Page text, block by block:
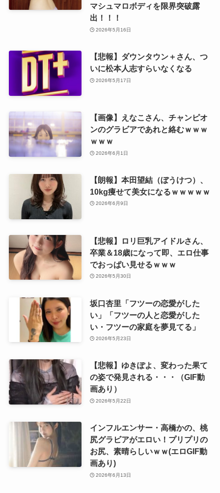
マシュマロボディを限界突破露
出！！！
2026年5月16日
【悲報】ダウンタウン＋さん、つ
いに松本人志すらいなくなる
2026年5月17日
【画像】えなこさん、チャンピオ
ンのグラビアであれと絡むｗｗｗ
ｗｗｗ
2026年6月1日
【朗報】本田望結（ぼうけつ）、
10kg痩せて美女になるｗｗｗｗｗ
2026年6月9日
【悲報】ロリ巨乳アイドルさん、
卒業＆18歳になって即、エロ仕事
でおっぱい見せるｗｗｗ
2026年5月30日
坂口杏里「フツーの恋愛がした
い」「フツーの人と恋愛がした
い・フツーの家庭を夢見てる」
2026年5月23日
【悲報】ゆきぽよ、変わった果て
の姿で発見される・・・（GIF動
画あり）
2026年5月22日
インフルエンサー・高橋かの、桃
尻グラビアがエロい！プリプリの
お尻、素晴らしいｗｗ(エロGIF動
画あり)
2026年6月13日